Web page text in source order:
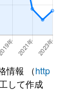
情報 （http
して作成